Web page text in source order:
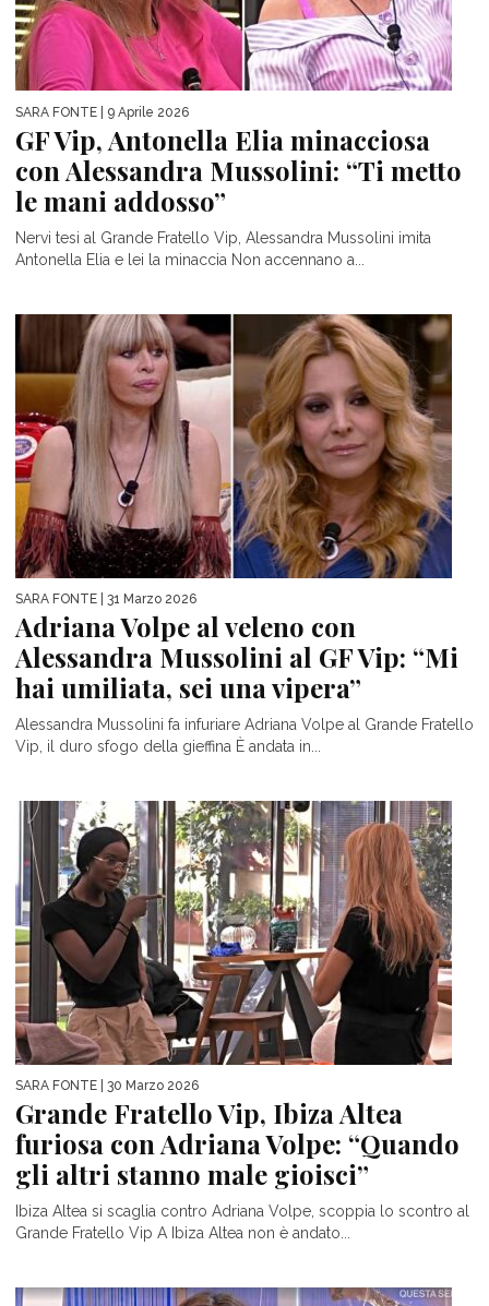
SARA FONTE | 9 Aprile 2026
GF Vip, Antonella Elia minacciosa
con Alessandra Mussolini: “Ti metto
le mani addosso”
Nervi tesi al Grande Fratello Vip, Alessandra Mussolini imita
Antonella Elia e lei la minaccia Non accennano a...
SARA FONTE | 31 Marzo 2026
Adriana Volpe al veleno con
Alessandra Mussolini al GF Vip: “Mi
hai umiliata, sei una vipera”
Alessandra Mussolini fa infuriare Adriana Volpe al Grande Fratello
Vip, il duro sfogo della gieffina È andata in...
SARA FONTE | 30 Marzo 2026
Grande Fratello Vip, Ibiza Altea
furiosa con Adriana Volpe: “Quando
gli altri stanno male gioisci”
Ibiza Altea si scaglia contro Adriana Volpe, scoppia lo scontro al
Grande Fratello Vip A Ibiza Altea non è andato...